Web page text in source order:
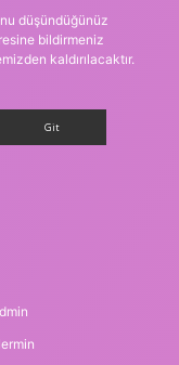
düşündüğünüz
bildirmeniz
kaldırılacaktır.